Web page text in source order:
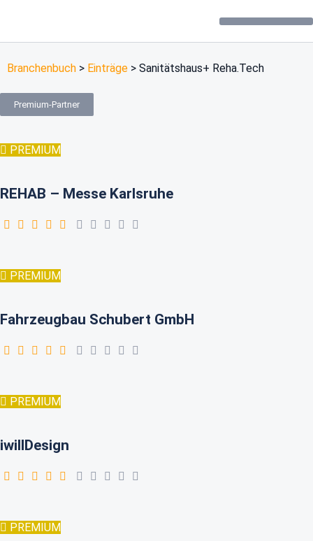
Branchenbuch > Einträge > Sanitätshaus+ Reha.Tech
Premium-Partner
PREMIUM
REHAB – Messe Karlsruhe
PREMIUM
Fahrzeugbau Schubert GmbH
PREMIUM
iwillDesign
PREMIUM